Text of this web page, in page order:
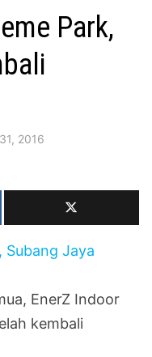
Park,
2016
EnerZ Indoor
kembali